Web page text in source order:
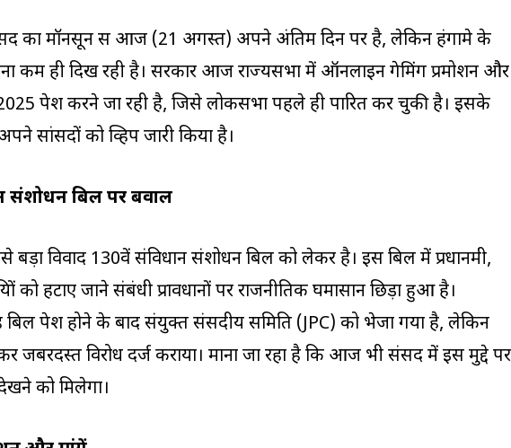
का मॉनसून सत्र आज (21 अगस्त) अपने अंतिम दिन पर है, लेकिन हंगामे के
कम ही दिख रही है। सरकार आज राज्यसभा में ऑनलाइन गेमिंग प्रमोशन और
पेश करने जा रही है, जिसे लोकसभा पहले ही पारित कर चुकी है। इसके
सांसदों को व्हिप जारी किया है।
संशोधन बिल पर बवाल
बड़ा विवाद 130वें संविधान संशोधन बिल को लेकर है। इस बिल में प्रधानमंत्री,
को हटाए जाने संबंधी प्रावधानों पर राजनीतिक घमासान छिड़ा हुआ है।
पेश होने के बाद संयुक्त संसदीय समिति (JPC) को भेजा गया है, लेकिन
जबरदस्त विरोध दर्ज कराया। माना जा रहा है कि आज भी संसद में इस मुद्दे पर
को मिलेगा।